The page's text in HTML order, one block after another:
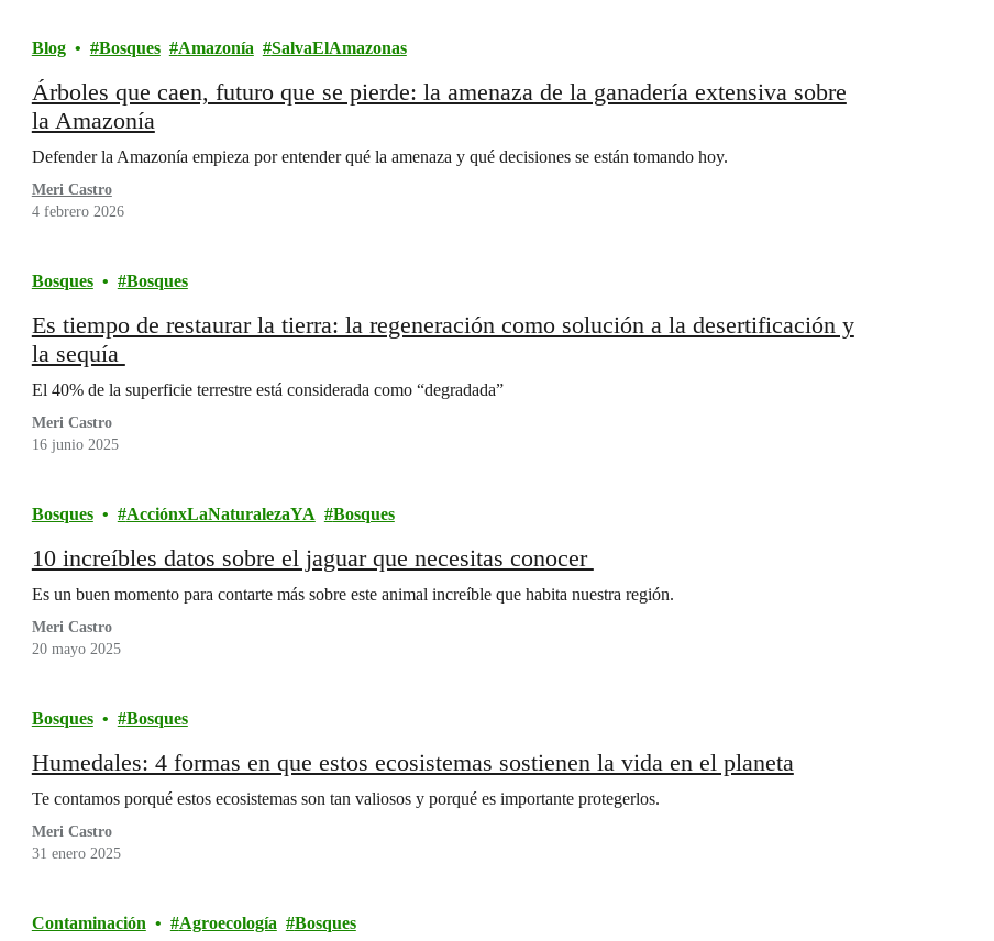
Blog Bosques Amazonía SalvaElAmazonas
Árboles que caen, futuro que se pierde: la amenaza de la ganadería extensiva sobre
la Amazonía
Defender la Amazonía empieza por entender qué la amenaza y qué decisiones se están tomando hoy.
Meri Castro
4 febrero 2026
Bosques Bosques
Es tiempo de restaurar la tierra: la regeneración como solución a la desertificación y
la sequía
El 40% de la superficie terrestre está considerada como “degradada”
Meri Castro
16 junio 2025
Bosques AcciónxLaNaturalezaYA Bosques
10 increíbles datos sobre el jaguar que necesitas conocer
Es un buen momento para contarte más sobre este animal increíble que habita nuestra región.
Meri Castro
20 mayo 2025
Bosques Bosques
Humedales: 4 formas en que estos ecosistemas sostienen la vida en el planeta
Te contamos porqué estos ecosistemas son tan valiosos y porqué es importante protegerlos.
Meri Castro
31 enero 2025
Contaminación Agroecología Bosques